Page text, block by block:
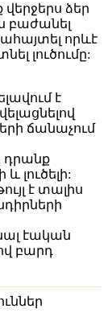
ձեր
բաժանել
որևէ
լուծումը:
է
ճանաչում
դրանք
լուծելի:
է տալիս
էական
բարդ